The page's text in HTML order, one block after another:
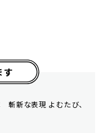
す
新な表現 よむたび、